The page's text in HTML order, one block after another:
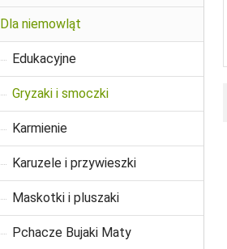
Dla niemowląt
Edukacyjne
Gryzaki i smoczki
Karmienie
Karuzele i przywieszki
Maskotki i pluszaki
Pchacze Bujaki Maty